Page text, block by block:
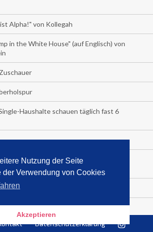
Nutzung der Seite
der Verwendung von Cookies
Akzeptieren
Alpha!" von Kollegah
in the White House" (auf Englisch) von
Haushalte schauen täglich fast 6
schießt auf Nummer 1 in Deutschland,
TV-Dauerglotzer
während die Österreicher und
wie sie reich werden.
Datenschutzerklärung